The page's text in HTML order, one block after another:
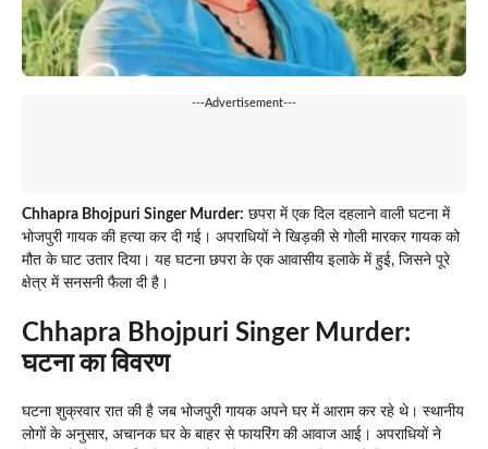
---Advertisement---
Chhapra Bhojpuri Singer Murder: छपरा में एक दिल दहलाने वाली घटना में
भोजपुरी गायक की हत्या कर दी गई। अपराधियों ने खिड़की से गोली मारकर गायक को
मौत के घाट उतार दिया। यह घटना छपरा के एक आवासीय इलाके में हुई, जिसने पूरे
क्षेत्र में सनसनी फैला दी है।
Chhapra Bhojpuri Singer Murder:
घटना का विवरण
घटना शुक्रवार रात की है जब भोजपुरी गायक अपने घर में आराम कर रहे थे। स्थानीय
लोगों के अनुसार, अचानक घर के बाहर से फायरिंग की आवाज आई। अपराधियों ने